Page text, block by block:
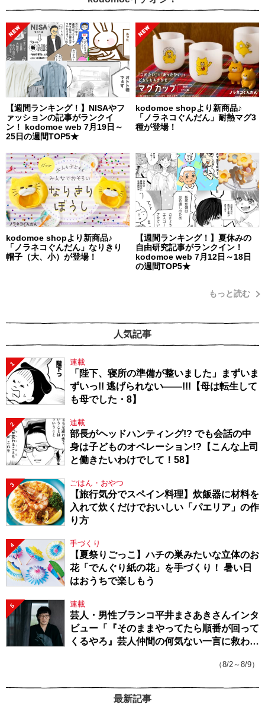
【週間ランキング！】NISAやフ
ァッションの記事がランクイ
ン！ kodomoe web 7月19日～
25日の週間TOP5★
kodomoe shopより新商品♪
「ノラネコぐんだん」耐熱マグ3
種が登場！
kodomoe shopより新商品♪
「ノラネコぐんだん」なりきり
帽子（大、小）が登場！
【週間ランキング！】夏休みの
自由研究記事がランクイン！
kodomoe web 7月12日～18日
の週間TOP5★
もっと読む
人気記事
1 連載
「陛下、寝所の準備が整いました」まずいま
ずいっ!! 逃げられない――!!!【母は転生して
も母でした・8】
2 連載
部長がヘッドハンティング!? でも会話の中
身は子どものオペレーション!?【こんな上司
と働きたいわけでして！58】
3 ごはん・おやつ
【旅行気分でスペイン料理】炊飯器に材料を
入れて炊くだけでおいしい「パエリア」の作
り方
4 手づくり
【夏祭りごっこ】ハチの巣みたいな立体のお
花「でんぐり紙の花」を手づくり！ 暑い日
はおうちで楽しもう
5 連載
芸人・男性ブランコ平井まさあきさんインタ
ビュー「『そのままやってたら順番が回って
くるやろ』芸人仲間の何気ない一言に救われ
（8/2～8/9）
最新記事